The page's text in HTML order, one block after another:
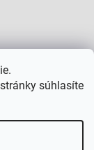
súhlasíte